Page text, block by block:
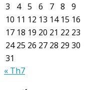
3
4 5 6 7 8
9
10 11 12 13 14 15 16
17 18 19 20 21 22 23
24 25 26 27 28 29 30
31
« Th7